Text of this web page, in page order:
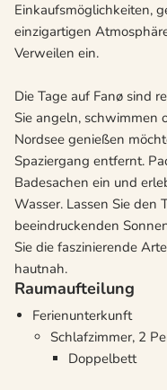
Einkaufsmöglichkeiten,
einzigartigen
Verweilen ein.
Die Tage auf Fanø sind
Sie angeln, schwimmen
Nordsee genießen
Spaziergang entfernt.
Badesachen ein und
Wasser. Lassen Sie den
beeindruckenden
Sie die faszinierende
hautnah.
Raumaufteilung
Ferienunterkunft
Schlafzimmer, 2
Doppelbett